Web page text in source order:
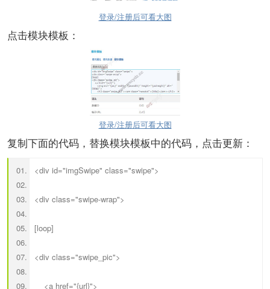
登录/注册后可看大图
点击模块模板：
登录/注册后可看大图
复制下面的代码，替换模块模板中的代码，点击更新：
<div id="imgSwipe" class="swipe">
<div class="swipe-wrap">
[loop]
<div class="swipe_pic">
<a href="{url}">